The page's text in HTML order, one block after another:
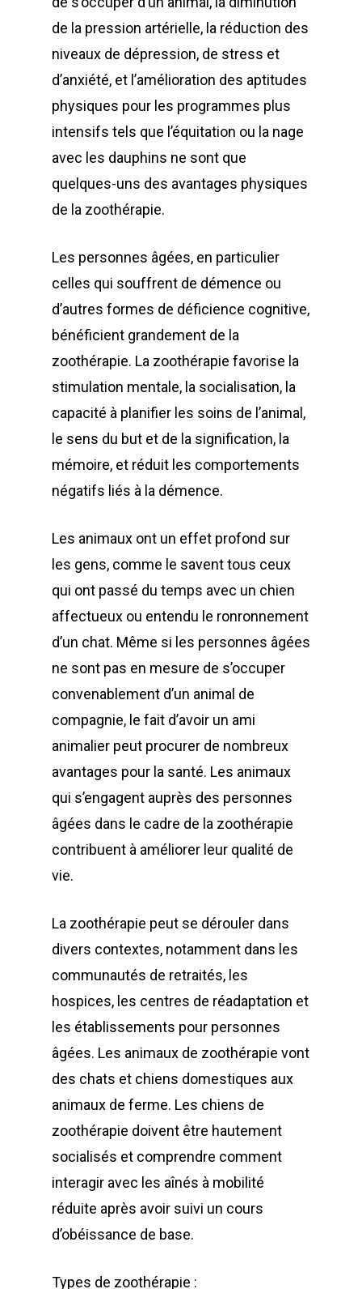
de la pression artérielle, la réduction des
niveaux de dépression, de stress et
d’anxiété, et l’amélioration des aptitudes
physiques pour les programmes plus
intensifs tels que l’équitation ou la nage
avec les dauphins ne sont que
quelques-uns des avantages physiques
de la zoothérapie.
Les personnes âgées, en particulier
celles qui souffrent de démence ou
d’autres formes de déficience cognitive,
bénéficient grandement de la
zoothérapie. La zoothérapie favorise la
stimulation mentale, la socialisation, la
capacité à planifier les soins de l’animal,
le sens du but et de la signification, la
mémoire, et réduit les comportements
négatifs liés à la démence.
Les animaux ont un effet profond sur
les gens, comme le savent tous ceux
qui ont passé du temps avec un chien
affectueux ou entendu le ronronnement
d’un chat. Même si les personnes âgées
ne sont pas en mesure de s’occuper
convenablement d’un animal de
compagnie, le fait d’avoir un ami
animalier peut procurer de nombreux
avantages pour la santé. Les animaux
qui s’engagent auprès des personnes
âgées dans le cadre de la zoothérapie
contribuent à améliorer leur qualité de
vie.
La zoothérapie peut se dérouler dans
divers contextes, notamment dans les
communautés de retraités, les
hospices, les centres de réadaptation et
les établissements pour personnes
âgées. Les animaux de zoothérapie vont
des chats et chiens domestiques aux
animaux de ferme. Les chiens de
zoothérapie doivent être hautement
socialisés et comprendre comment
interagir avec les aînés à mobilité
réduite après avoir suivi un cours
d’obéissance de base.
Types de zoothérapie :